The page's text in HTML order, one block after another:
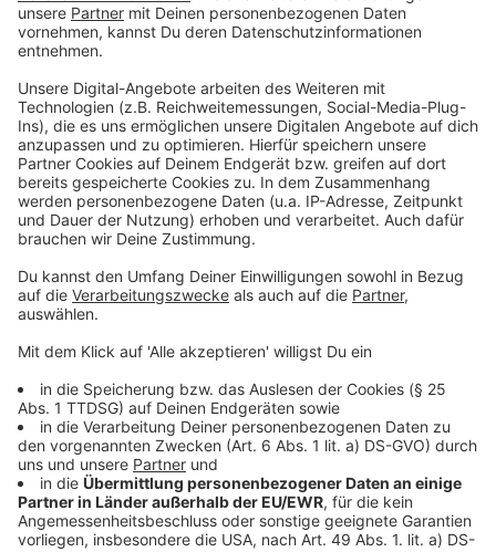
Eine weitere Besonderheit: Das Album "R/H/1" wird es
nicht im Handel und auch nicht im Stream geben
erklärt Johannes Strate. Die neue Scheibe wird es nur
beim Konzert geben. Das heißt live ist die erste
Möglichkeit das Album zu hören. Alle Ticketkäufer
bekommen dann direkt nach dem Konzert das Album
auf Vinyl, eine Album-CD, einem Downloadcode.
07.01.24 in Köln
11.01.24 in Oberhausen
Anzeige